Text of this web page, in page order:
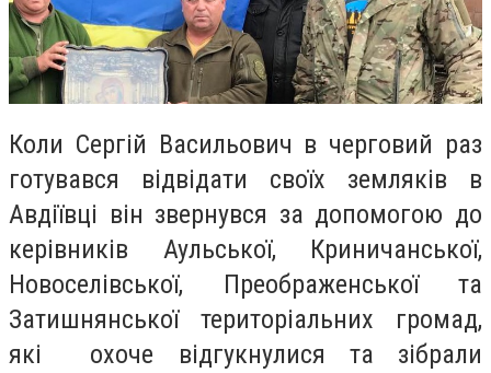
Коли Сергій Васильович в черговий раз
готувався відвідати своїх земляків в
Авдіївці він звернувся за допомогою до
керівників Аульської, Криничанської,
Новоселівської, Преображенської та
Затишнянської територіальних громад,
які охоче відгукнулися та зібрали